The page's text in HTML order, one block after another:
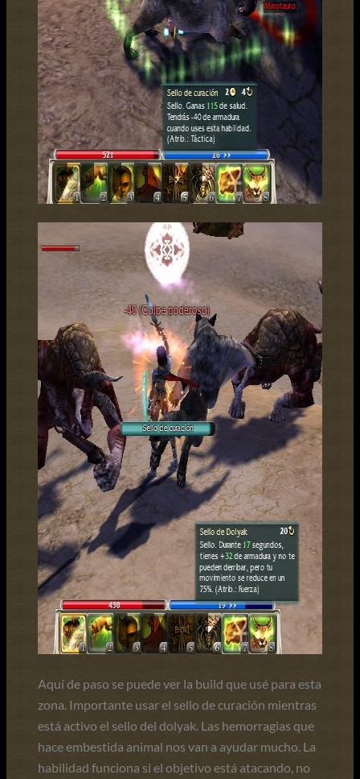
Aquí de paso se puede ver la build que usé para esta
zona. Importante usar el sello de curación mientras
está activo el sello del dolyak. Las hemorragias que
hace embestida animal nos van a ayudar mucho. La
habilidad funciona si el objetivo está atacando, no